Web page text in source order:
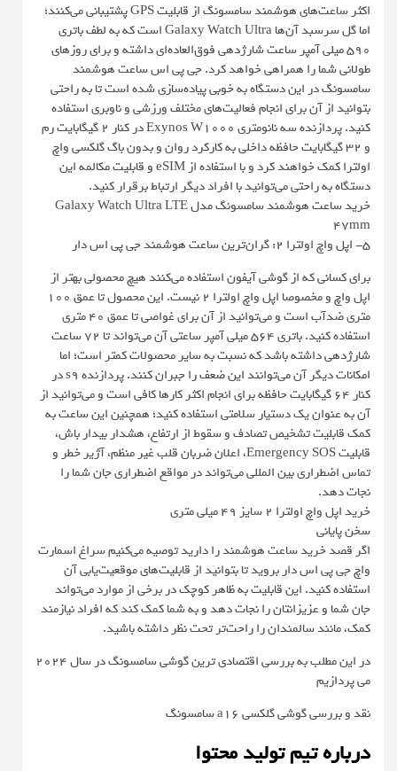
اکثر ساعت‌های هوشمند سامسونگ از قابلیت GPS پشتیبانی می‌کنند؛
اما گل سرسبد آن‌ها Galaxy Watch Ultra است که به لطف باتری
590 میلی‌ آمپر ساعت شارژدهی فوق‌العاده‌ای داشته و برای روزهای
طولانی شما را همراهی خواهد کرد. جی پی اس ساعت هوشمند
سامسونگ در این دستگاه به خوبی پیاده‌سازی شده است تا به راحتی
بتوانید از آن برای انجام فعالیت‌های مختلف ورزشی و ناوبری استفاده
کنید. پردازنده سه نانومتری Exynos W1000 در کنار 2 گیگابایت رم
و 32 گیگابایت حافظه داخلی به کارکرد روان و بدون باگ گلکسی واچ
اولترا کمک خواهند کرد و با استفاده از eSIM و قابلیت مکالمه این
دستگاه به راحتی می‌توانید با افراد دیگر ارتباط برقرار کنید.
خرید ساعت هوشمند سامسونگ مدل Galaxy Watch Ultra LTE
47mm
5- اپل واچ اولترا 2: گران‌ترین ساعت هوشمند جی پی اس دار
برای کسانی که از گوشی آیفون استفاده می‌کنند هیچ محصولی بهتر از
اپل واچ و مخصوصا اپل واچ اولترا 2 نیست. این محصول تا عمق 100
متری ضدآب است و می‌توانید از آن برای غواصی تا عمق 40 متری
استفاده کنید. باتری 564 میلی آمپر ساعتی آن می‌تواند تا 72 ساعت
شارژدهی داشته باشد که نسبت به سایر محصولات کمتر است؛‌ اما
امکانات دیگر آن می‌توانند این ضعف را جبران کنند. پردازنده s9 در
کنار 64 گیگابایت حافظه برای انجام اکثر کارها کافی است و می‌توانید از
آن به عنوان یک دستیار سلامتی استفاده کنید؛ همچنین این ساعت به
کمک قابلیت تشخیص تصادف و سقوط از ارتفاع، هشدار بیدار باش،
قابلیت Emergency SOS، اعلان ضربان قلب غیر منظم، آژیر خطر و
تماس اضطراری بین المللی می‌تواند در مواقع اضطراری جان شما را
نجات دهد.
خرید اپل واچ اولترا 2 سایز 49 میلی متری
سخن پایانی
اگر قصد خرید ساعت هوشمند را دارید توصیه می‌کنیم سراغ اسمارت
واچ جی پی اس دار بروید تا بتوانید از قابلیت‌های موقعیت‌یابی آن
استفاده کنید. این قابلیت به ظاهر کوچک در برخی از موارد می‌تواند
جان شما و عزیزانتان را نجات دهد و به شما کمک کند که افراد نیازمند
کمک، مانند سالمندان را راحت‌تر تحت نظر داشته باشید.
در این مطلب به بررسی اقتصادی ترین گوشی سامسونگ در سال ۲۰۲۴
می پردازیم
نقد و بررسی گوشی گلکسی a16 سامسونگ
درباره تیم تولید محتوا